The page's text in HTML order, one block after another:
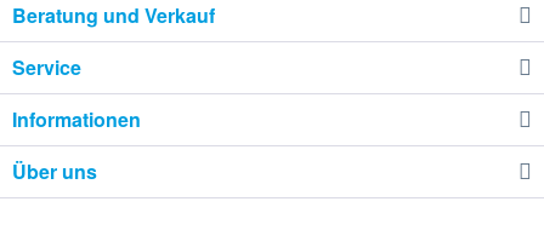
Beratung und Verkauf
Service
Informationen
Über uns